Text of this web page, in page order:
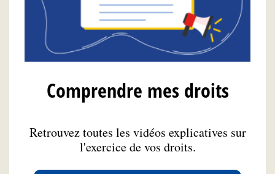
Comprendre mes droits
Retrouvez toutes les vidéos explicatives sur
l'exercice de vos droits.